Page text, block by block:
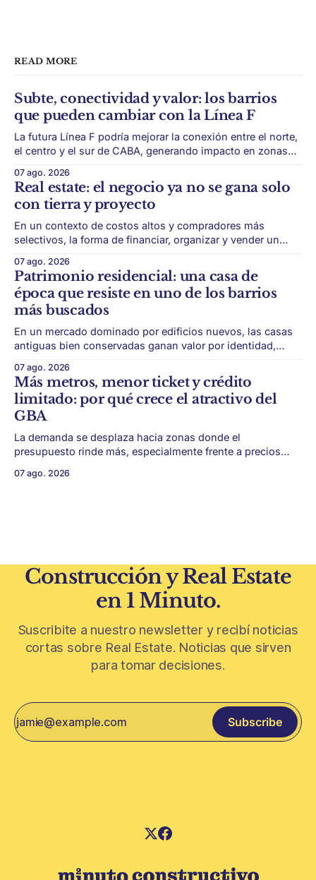
READ MORE
Subte, conectividad y valor: los barrios
que pueden cambiar con la Línea F
La futura Línea F podría mejorar la conexión entre el norte,
el centro y el sur de CABA, generando impacto en zonas
transporte puede cambiar el mapa inmobiliario de una
ciudad. La futura Línea F del subte busca mejorar la
conexión
07 ago. 2026
Real estate: el negocio ya no se gana solo
con tierra y proyecto
En un contexto de costos altos y compradores más
selectivos, la forma de financiar, organizar y vender un
éxito de un desarrollo inmobiliario ya no depende solo de
conseguir un buen terreno. En un mercado más exigente,
la estructura financiera, legal
07 ago. 2026
Patrimonio residencial: una casa de
época que resiste en uno de los barrios
más buscados
En un mercado dominado por edificios nuevos, las casas
antiguas bien conservadas ganan valor por identidad,
algunas piezas residenciales que cuentan otra historia del
barrio. En medio de torres, edificios nuevos y proyectos
premium, todavía aparecen casas de más de 100 años
07 ago. 2026
Más metros, menor ticket y crédito
limitado: por qué crece el atractivo del
GBA
La demanda se desplaza hacia zonas donde el
presupuesto rinde más, especialmente frente a precios
Conurbano vuelve a ganar protagonismo en el mapa
07 ago. 2026
Construcción y Real Estate
en 1 Minuto.
Suscribite a nuestro newsletter y recibí noticias
cortas sobre Real Estate. Noticias que sirven
para tomar decisiones.
Subscribe